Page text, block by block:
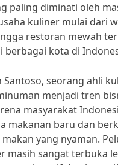
paling diminati oleh
kuliner mulai dari
restoran mewah
berbagai kota di
seorang ahli
menjadi tren
masyarakat
makanan baru dan
yang nyaman.
masih sangat terbuka